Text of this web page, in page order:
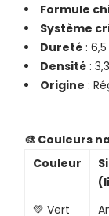
Formule
Système
Dureté :
Densité :
Origine :
🎨 Couleurs
Couleur
💚 Vert